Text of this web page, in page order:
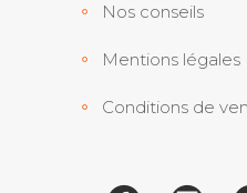
Nos conseils
Mentions légales
Conditions de